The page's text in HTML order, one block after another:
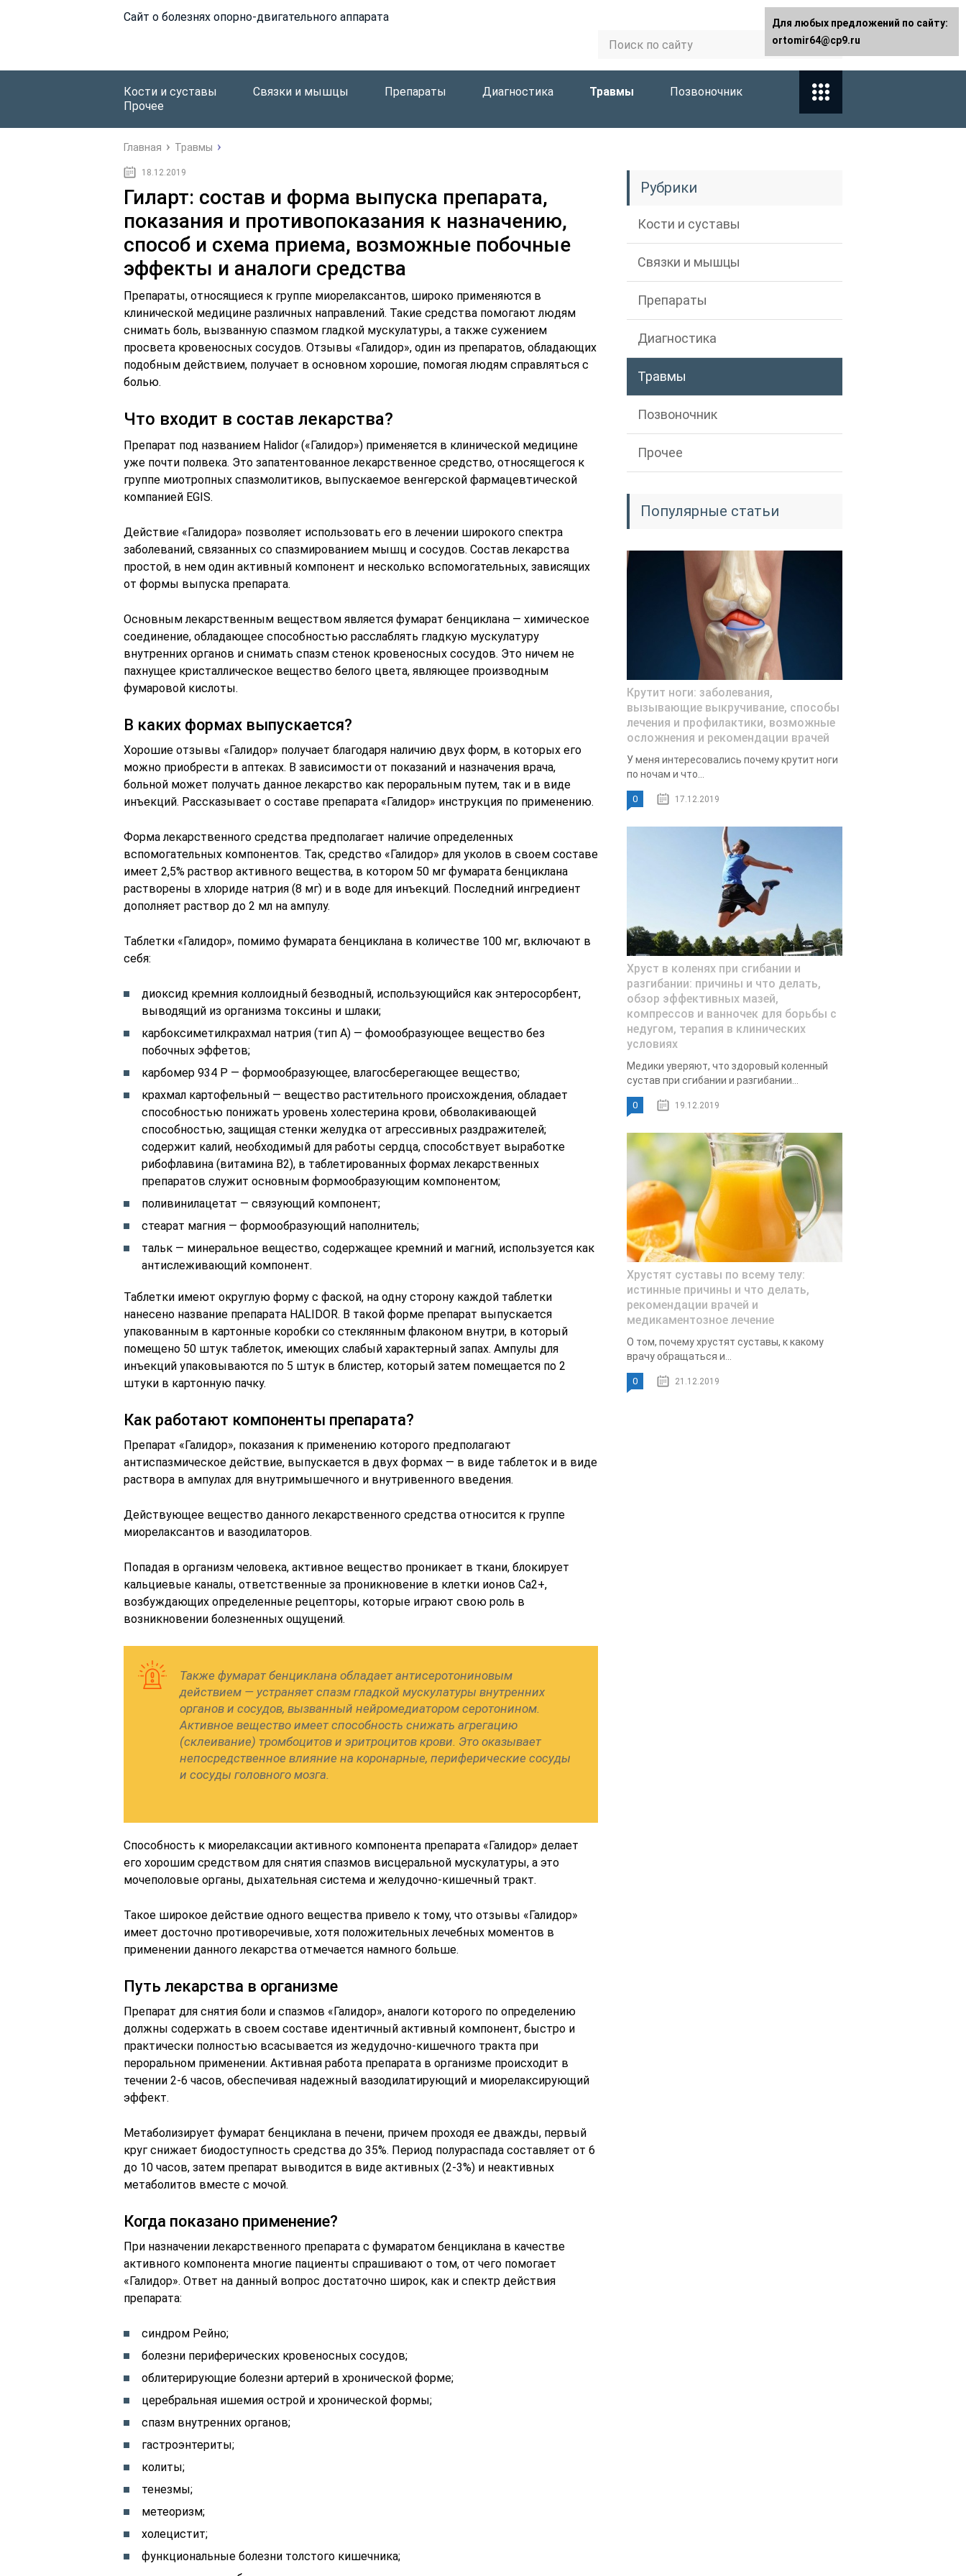
Сайт о болезнях опорно-двигательного аппарата
Кости и суставы Связки и мышцы Препараты Диагностика Травмы
Позвоночник
Прочее
Главная Травмы
18.12.2019
Гиларт: состав и форма выпуска препарата,
показания и противопоказания к назначению,
способ и схема приема, возможные побочные
эффекты и аналоги средства
Препараты, относящиеся к группе миорелаксантов, широко применяются в
клинической медицине различных направлений. Такие средства помогают людям
снимать боль, вызванную спазмом гладкой мускулатуры, а также сужением
просвета кровеносных сосудов. Отзывы «Галидор», один из препаратов, обладающих
подобным действием, получает в основном хорошие, помогая людям справляться с
болью.
Что входит в состав лекарства?
Препарат под названием Halidor («Галидор») применяется в клинической медицине
уже почти полвека. Это запатентованное лекарственное средство, относящегося к
группе миотропных спазмолитиков, выпускаемое венгерской фармацевтической
компанией EGIS.
Действие «Галидора» позволяет использовать его в лечении широкого спектра
заболеваний, связанных со спазмированием мышц и сосудов. Состав лекарства
простой, в нем один активный компонент и несколько вспомогательных, зависящих
от формы выпуска препарата.
Основным лекарственным веществом является фумарат бенциклана — химическое
соединение, обладающее способностью расслаблять гладкую мускулатуру
внутренних органов и снимать спазм стенок кровеносных сосудов. Это ничем не
пахнущее кристаллическое вещество белого цвета, являющее производным
фумаровой кислоты.
В каких формах выпускается?
Хорошие отзывы «Галидор» получает благодаря наличию двух форм, в которых его
можно приобрести в аптеках. В зависимости от показаний и назначения врача,
больной может получать данное лекарство как пероральным путем, так и в виде
инъекций. Рассказывает о составе препарата «Галидор» инструкция по применению.
Форма лекарственного средства предполагает наличие определенных
вспомогательных компонентов. Так, средство «Галидор» для уколов в своем составе
имеет 2,5% раствор активного вещества, в котором 50 мг фумарата бенциклана
растворены в хлориде натрия (8 мг) и в воде для инъекций. Последний ингредиент
дополняет раствор до 2 мл на ампулу.
Таблетки «Галидор», помимо фумарата бенциклана в количестве 100 мг, включают в
себя:
диоксид кремния коллоидный безводный, использующийся как энтеросорбент,
выводящий из организма токсины и шлаки;
карбоксиметилкрахмал натрия (тип А) — фомообразующее вещество без
побочных эффетов;
карбомер 934 Р — формообразующее, влагосберегающее вещество;
крахмал картофельный — вещество растительного происхождения, обладает
способностью понижать уровень холестерина крови, обволакивающей
способностью, защищая стенки желудка от агрессивных раздражителей;
содержит калий, необходимый для работы сердца, способствует выработке
рибофлавина (витамина В2), в таблетированных формах лекарственных
препаратов служит основным формообразующим компонентом;
поливинилацетат — связующий компонент;
стеарат магния — формообразующий наполнитель;
тальк — минеральное вещество, содержащее кремний и магний, используется как
антислеживающий компонент.
Таблетки имеют округлую форму с фаской, на одну сторону каждой таблетки
нанесено название препарата HALIDOR. В такой форме препарат выпускается
упакованным в картонные коробки со стеклянным флаконом внутри, в который
помещено 50 штук таблеток, имеющих слабый характерный запах. Ампулы для
инъекций упаковываются по 5 штук в блистер, который затем помещается по 2
штуки в картонную пачку.
Как работают компоненты препарата?
Препарат «Галидор», показания к применению которого предполагают
антиспазмическое действие, выпускается в двух формах — в виде таблеток и в виде
раствора в ампулах для внутримышечного и внутривенного введения.
Действующее вещество данного лекарственного средства относится к группе
миорелаксантов и вазодилаторов.
Попадая в организм человека, активное вещество проникает в ткани, блокирует
кальциевые каналы, ответственные за проникновение в клетки ионов Са2+,
возбуждающих определенные рецепторы, которые играют свою роль в
возникновении болезненных ощущений.
Также фумарат бенциклана обладает антисеротониновым
действием — устраняет спазм гладкой мускулатуры внутренних
органов и сосудов, вызванный нейромедиатором серотонином.
Активное вещество имеет способность снижать агрегацию
(склеивание) тромбоцитов и эритроцитов крови. Это оказывает
непосредственное влияние на коронарные, периферические сосуды
и сосуды головного мозга.
Способность к миорелаксации активного компонента препарата «Галидор» делает
его хорошим средством для снятия спазмов висцеральной мускулатуры, а это
мочеполовые органы, дыхательная система и желудочно-кишечный тракт.
Такое широкое действие одного вещества привело к тому, что отзывы «Галидор»
имеет досточно противоречивые, хотя положительных лечебных моментов в
применении данного лекарства отмечается намного больше.
Путь лекарства в организме
Препарат для снятия боли и спазмов «Галидор», аналоги которого по определению
должны содержать в своем составе идентичный активный компонент, быстро и
практически полностью всасывается из жедудочно-кишечного тракта при
пероральном применении. Активная работа препарата в организме происходит в
течении 2-6 часов, обеспечивая надежный вазодилатирующий и миорелаксирующий
эффект.
Метаболизирует фумарат бенциклана в печени, причем проходя ее дважды, первый
круг снижает биодоступность средства до 35%. Период полураспада составляет от 6
до 10 часов, затем препарат выводится в виде активных (2-3%) и неактивных
метаболитов вместе с мочой.
Когда показано применение?
При назначении лекарственного препарата с фумаратом бенциклана в качестве
активного компонента многие пациенты спрашивают о том, от чего помогает
«Галидор». Ответ на данный вопрос достаточно широк, как и спектр действия
препарата:
синдром Рейно;
болезни периферических кровеносных сосудов;
облитерирующие болезни артерий в хронической форме;
церебральная ишемия острой и хронической формы;
спазм внутренних органов;
гастроэнтериты;
колиты;
тенезмы;
метеоризм;
холецистит;
функциональные болезни толстого кишечника;
Рубрики
Кости и суставы
Связки и мышцы
Препараты
Диагностика
Травмы
Позвоночник
Прочее
Популярные статьи
Крутит ноги: заболевания,
вызывающие выкручивание, способы
лечения и профилактики, возможные
осложнения и рекомендации врачей
У меня интересовались почему крутит ноги
по ночам и что...
0 17.12.2019
Хруст в коленях при сгибании и
разгибании: причины и что делать,
обзор эффективных мазей,
компрессов и ванночек для борьбы с
недугом, терапия в клинических
условиях
Медики уверяют, что здоровый коленный
сустав при сгибании и разгибании...
0 19.12.2019
Хрустят суставы по всему телу:
истинные причины и что делать,
рекомендации врачей и
медикаментозное лечение
О том, почему хрустят суставы, к какому
врачу обращаться и...
0 21.12.2019
Для любых предложений по сайту:
ortomir64@cp9.ru